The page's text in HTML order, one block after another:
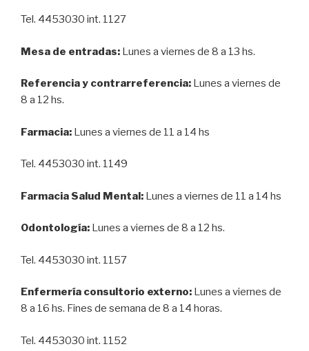
Tel. 4453030 int. 1127
Mesa de entradas: Lunes a viernes de 8 a 13 hs.
Referencia y contrarreferencia: Lunes a viernes de
8 a 12 hs.
Farmacia: Lunes a viernes de 11 a 14 hs
Tel. 4453030 int. 1149
Farmacia Salud Mental: Lunes a viernes de 11 a 14 hs
Odontología: Lunes a viernes de 8 a 12 hs.
Tel. 4453030 int. 1157
Enfermería consultorio externo: Lunes a viernes de
8 a 16 hs. Fines de semana de 8 a 14 horas.
Tel. 4453030 int. 1152